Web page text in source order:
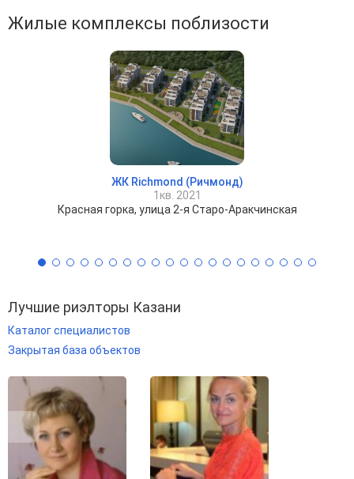
Жилые комплексы поблизости
ЖК Richmond (Ричмонд)
1кв. 2021
Красная горка, улица 2-я Старо-Аракчинская
Лучшие риэлторы Казани
Каталог специалистов
Закрытая база объектов